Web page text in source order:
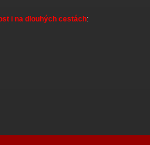
i na dlouhých cestách: